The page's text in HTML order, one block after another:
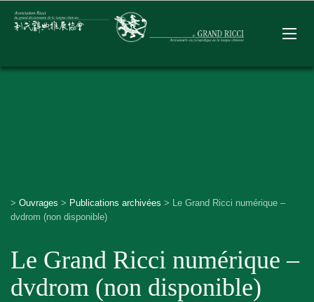
> Ouvrages > Publications archivées > Le Grand Ricci numérique –
dvdrom (non disponible)
Le Grand Ricci numérique –
dvdrom (non disponible)